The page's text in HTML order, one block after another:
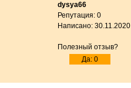
dysya66
Репутация: 0
Написано: 30.11.2020
Полезный отзыв?
Да: 0